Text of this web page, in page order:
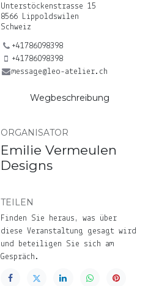
Unterstöckenstrasse 15
8566 Lippoldswilen
Schweiz
+41786098398
+41786098398
message@leo-atelier.ch
Wegbeschreibung
ORGANISATOR
Emilie Vermeulen
Designs
TEILEN
Finden Sie heraus, was über
diese Veranstaltung gesagt wird
und beteiligen Sie sich am
Gespräch.